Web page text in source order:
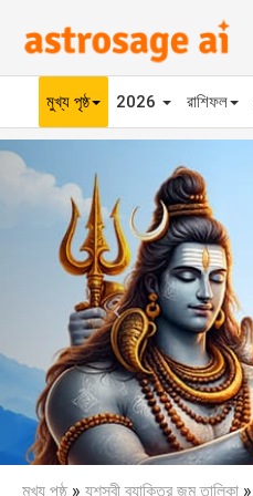
মুখ্য পৃষ্ঠ 2026 রাশিফল
Previous
মুখ্য পৃষ্ঠ » যশস্বী ব্যাক্তির জন্ম তালিকা »